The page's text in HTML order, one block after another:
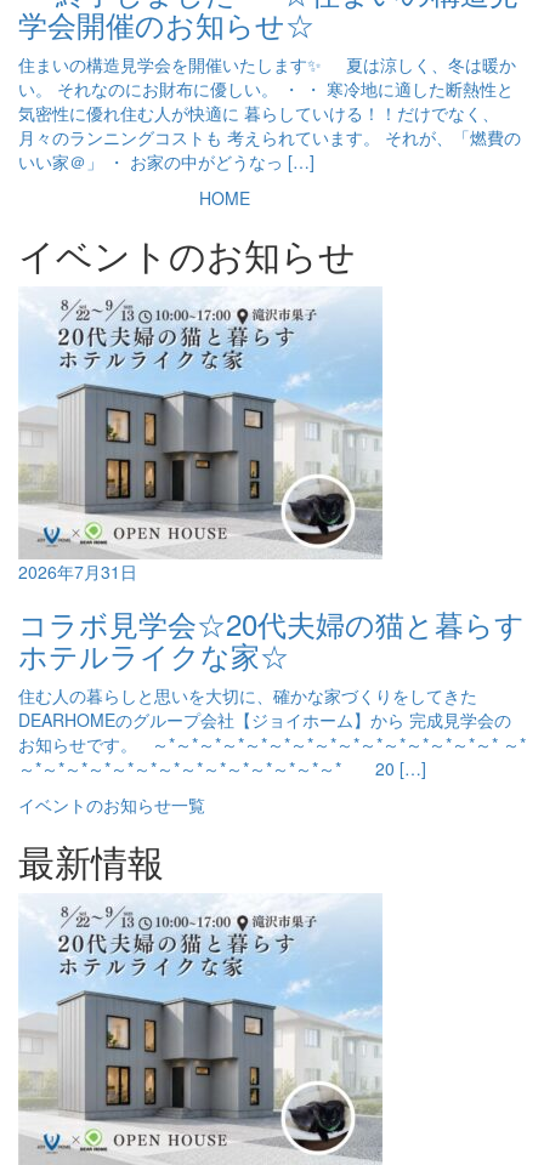
学会開催のお知らせ☆
住まいの構造見学会を開催いたします✨ 夏は涼しく、冬は暖か
い。 それなのにお財布に優しい。 ・ ・ 寒冷地に適した断熱性と
気密性に優れ住む人が快適に 暮らしていける！！だけでなく、
月々のランニングコストも 考えられています。 それが、「燃費の
いい家＠」 ・ お家の中がどうなっ […]
HOME
イベントのお知らせ
2026年7月31日
コラボ見学会☆20代夫婦の猫と暮らす
ホテルライクな家☆
住む人の暮らしと思いを大切に、確かな家づくりをしてきた
DEARHOMEのグループ会社【ジョイホーム】から 完成見学会の
お知らせです。 ～*～*～*～*～*～*～*～*～*～*～*～*～*～*～* ～*
～*～*～*～*～*～*～*～*～*～*～*～*～*～* 20 […]
イベントのお知らせ一覧
最新情報